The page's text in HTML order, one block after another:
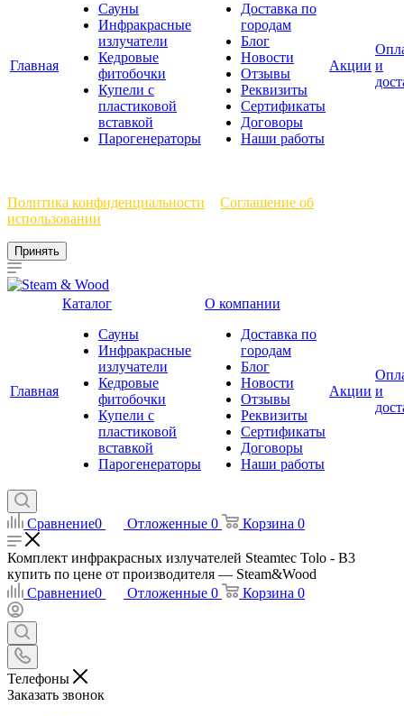
Главная
Сауны
Инфракрасные
излучатели
Кедровые
фитобочки
Купели с
пластиковой
вставкой
Парогенераторы
Доставка по
городам
Блог
Новости
Отзывы
Реквизиты
Сертификаты
Договоры
Наши работы
Акции и
Политика конфиденциальности
Соглашение об
использовании
Принять
Главная
Каталог
Сауны
Инфракрасные
излучатели
Кедровые
фитобочки
Купели с
пластиковой
вставкой
Парогенераторы
О компании
Доставка по
городам
Блог
Новости
Отзывы
Реквизиты
Сертификаты
Договоры
Наши работы
Акции и
Сравнение0 Отложенные 0 Корзина 0
Комплект инфракрасных излучателей Steamtec Tolo - B3
купить по цене от производителя — Steam&Wood
Сравнение0 Отложенные 0 Корзина 0
Телефоны
Заказать звонок